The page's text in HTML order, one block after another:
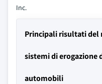
Inc.
Principali risultati del
sistemi di erogazione
automobili